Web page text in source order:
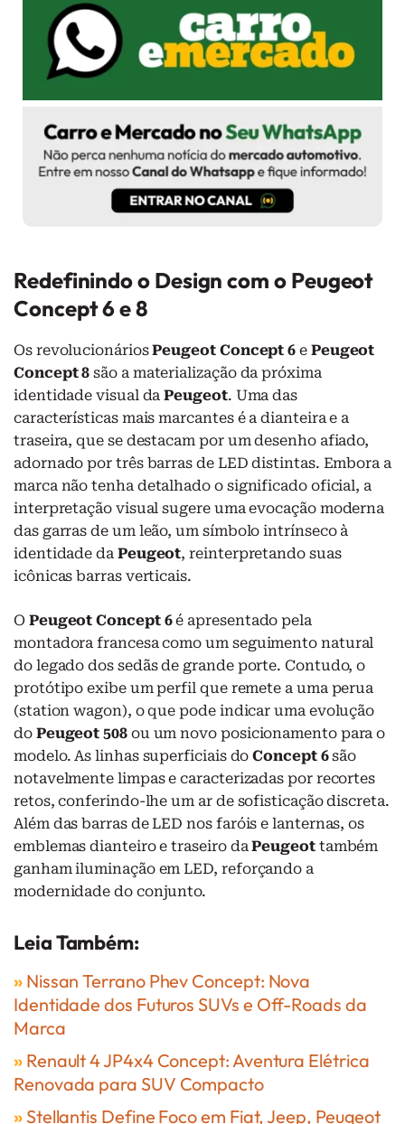
Redefinindo o Design com o Peugeot
Concept 6 e 8
Os revolucionáriosPeugeot Concept 6 e Peugeot
Concept 8 são a materialização da próxima
identidade visual daPeugeot. Uma das
características mais marcantes é a dianteira e a
traseira, que se destacam por um desenho afiado,
adornado por três barras de LED distintas. Embora a
marca não tenha detalhado o significado oficial, a
interpretação visual sugere uma evocação moderna
das garras de um leão, um símbolo intrínseco à
identidade da Peugeot, reinterpretando suas
icônicas barras verticais.
O Peugeot Concept 6é apresentado pela
montadora francesa como um seguimento natural
do legado dos sedãs de grande porte. Contudo, o
protótipo exibe um perfil que remete a uma perua
(station wagon), o que pode indicar uma evolução
do Peugeot 508ou um novo posicionamento para o
modelo. As linhas superficiais doConcept 6são
notavelmente limpas e caracterizadas por recortes
retos, conferindo-lhe um ar de sofisticação discreta.
Além das barras de LED nos faróis e lanternas, os
emblemas dianteiro e traseiro daPeugeottambém
ganham iluminação em LED, reforçando a
modernidade do conjunto.
Leia Também:
» Nissan Terrano Phev Concept: Nova
Identidade dos Futuros SUVs e Off-Roads da
Marca
» Renault 4 JP4x4 Concept: Aventura Elétrica
Renovada para SUV Compacto
» Stellantis Define Foco em Fiat, Jeep, Peugeot